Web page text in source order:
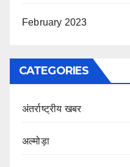
February 2023
CATEGORIES
अंतर्राष्ट्रीय खबर
अल्मोड़ा